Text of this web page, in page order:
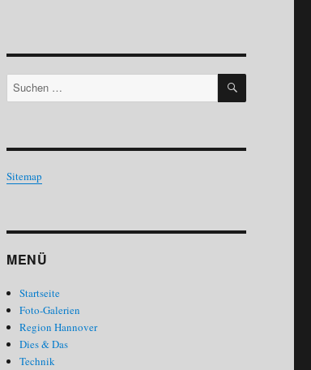
Suchen
nach:
SUCHEN
Sitemap
MENÜ
Startseite
Foto-Galerien
Region Hannover
Dies & Das
Technik